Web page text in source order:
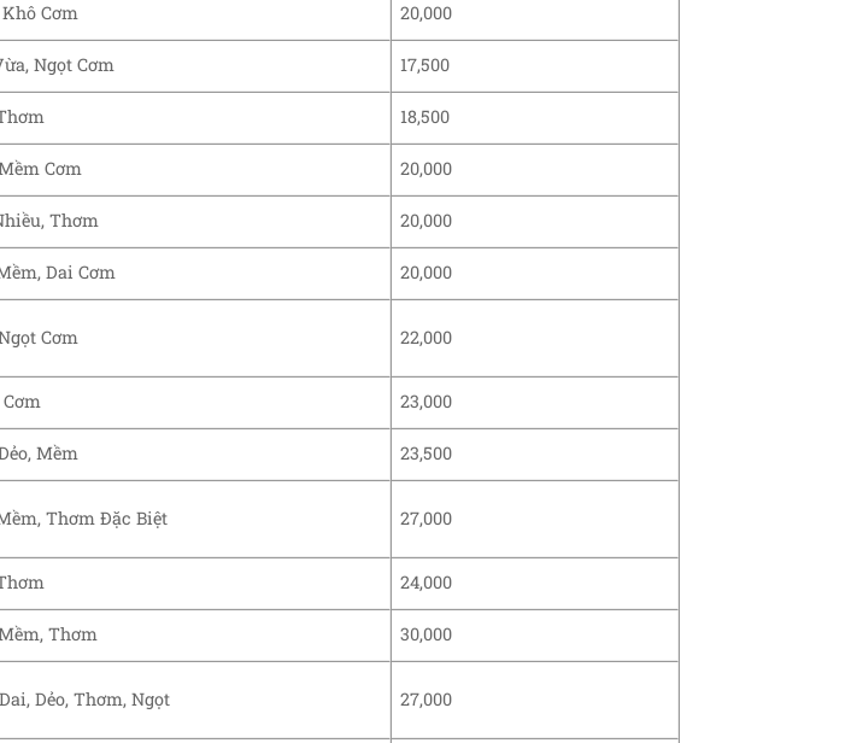
Cơm 20,000
Ngọt Cơm 17,500
18,500
Cơm 20,000
Thơm 20,000
Dai Cơm 20,000
Cơm 22,000
23,000
Mềm 23,500
Thơm Đặc Biệt 27,000
24,000
Thơm 30,000
Dẻo, Thơm, Ngọt 27,000